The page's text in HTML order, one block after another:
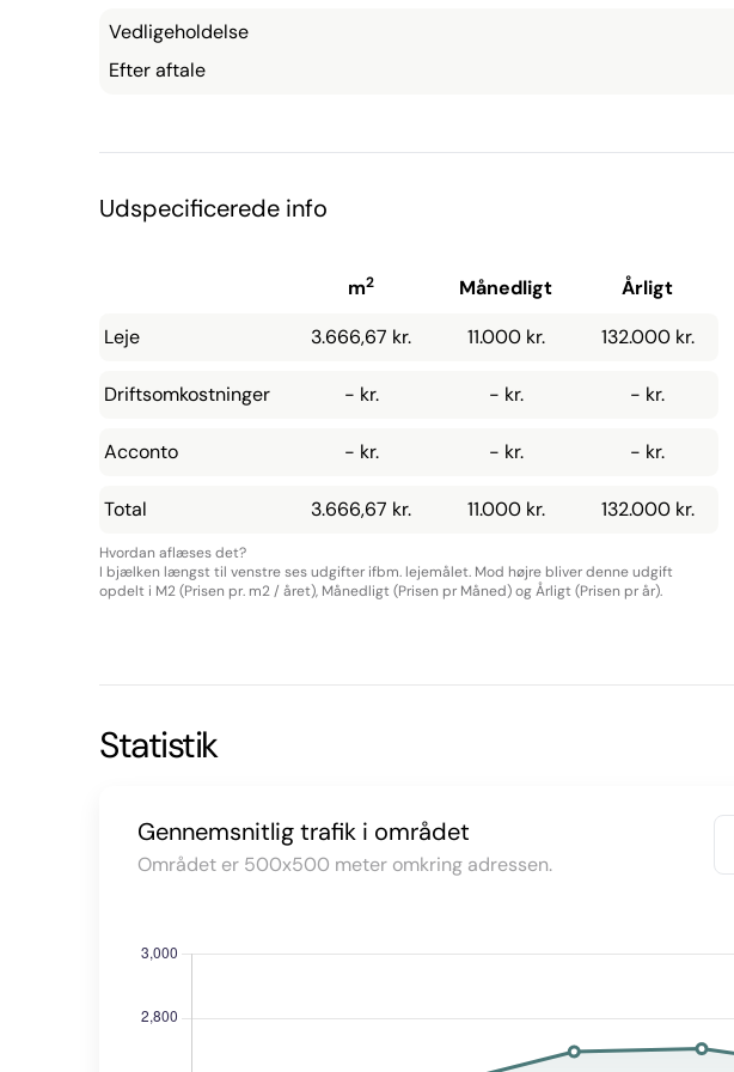
Vedligeholdelse
Efter aftale
Udspecificerede info
m2 Månedligt
Årligt
Leje
3.666,67 kr. 11.000 kr. 132.000 kr.
Driftsomkostninger - kr. - kr. - kr.
Acconto - kr. - kr. - kr.
Total 3.666,67 kr. 11.000 kr. 132.000 kr.
Hvordan aflæses det?
I bjælken længst til venstre ses udgifter ifbm. lejemålet. Mod højre bliver denne udgift
opdelt i M2 (Prisen pr. m2 / året), Månedligt (Prisen pr Måned) og Årligt (Prisen pr år).
Statistik
Gennemsnitlig trafik i området
Området er 500x500 meter omkring adressen.